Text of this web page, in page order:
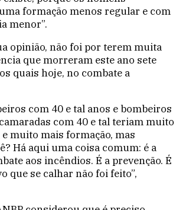
formação menos regular e com
menor”.
opinião, não foi por terem muita
que morreram este ano sete
quais hoje, no combate a
com 40 e tal anos e bombeiros
com 40 e tal teriam muito
muito mais formação, mas
Há aqui uma coisa comum: é a
aos incêndios. É a prevenção. É
que se calhar não foi feito”,